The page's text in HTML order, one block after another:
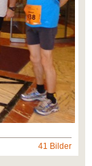
41 Bilder